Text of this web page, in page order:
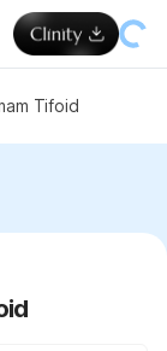
Tifoid